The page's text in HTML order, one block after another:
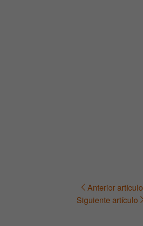
Navegación Anterior artículo
Siguiente artículo